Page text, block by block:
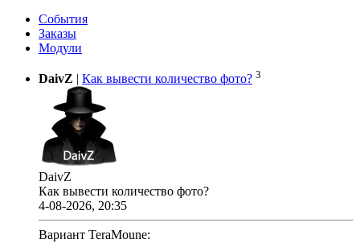
События
Заказы
Модули
DaivZ | Как вывести количество фото? 3
DaivZ
Как вывести количество фото?
4-08-2026, 20:35
Вариант TeraMoune: